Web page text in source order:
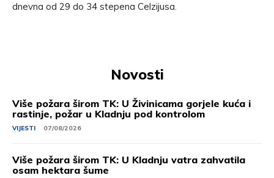
dnevna od 29 do 34 stepena Celzijusa.
Novosti
Više požara širom TK: U Živinicama gorjele kuća i
rastinje, požar u Kladnju pod kontrolom
VIJESTI 07/08/2026
Više požara širom TK: U Kladnju vatra zahvatila
osam hektara šume